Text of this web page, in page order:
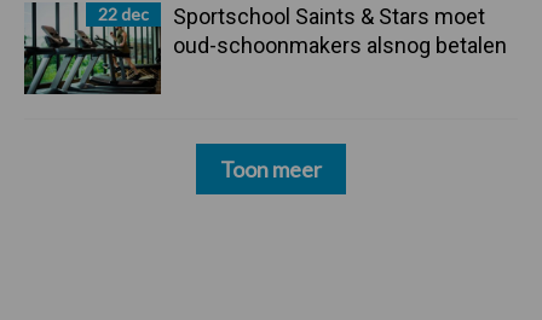
22 dec
Sportschool Saints & Stars moet
oud-schoonmakers alsnog betalen
Toon meer